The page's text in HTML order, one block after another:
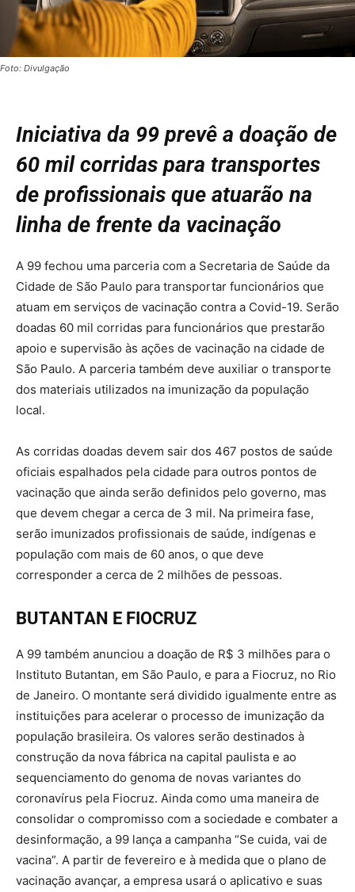
Foto: Divulgação
Iniciativa da 99 prevê a doação de
60 mil corridas para transportes
de profissionais que atuarão na
linha de frente da vacinação
A 99 fechou uma parceria com a Secretaria de Saúde da
Cidade de São Paulo para transportar funcionários que
atuam em serviços de vacinação contra a Covid-19. Serão
doadas 60 mil corridas para funcionários que prestarão
apoio e supervisão às ações de vacinação na cidade de
São Paulo. A parceria também deve auxiliar o transporte
dos materiais utilizados na imunização da população
local.
As corridas doadas devem sair dos 467 postos de saúde
oficiais espalhados pela cidade para outros pontos de
vacinação que ainda serão definidos pelo governo, mas
que devem chegar a cerca de 3 mil. Na primeira fase,
serão imunizados profissionais de saúde, indígenas e
população com mais de 60 anos, o que deve
corresponder a cerca de 2 milhões de pessoas.
BUTANTAN E FIOCRUZ
A 99 também anunciou a doação de R$ 3 milhões para o
Instituto Butantan, em São Paulo, e para a Fiocruz, no Rio
de Janeiro. O montante será dividido igualmente entre as
instituições para acelerar o processo de imunização da
população brasileira. Os valores serão destinados à
construção da nova fábrica na capital paulista e ao
sequenciamento do genoma de novas variantes do
coronavírus pela Fiocruz. Ainda como uma maneira de
consolidar o compromisso com a sociedade e combater a
desinformação, a 99 lança a campanha “Se cuida, vai de
vacina”. A partir de fevereiro e à medida que o plano de
vacinação avançar, a empresa usará o aplicativo e suas